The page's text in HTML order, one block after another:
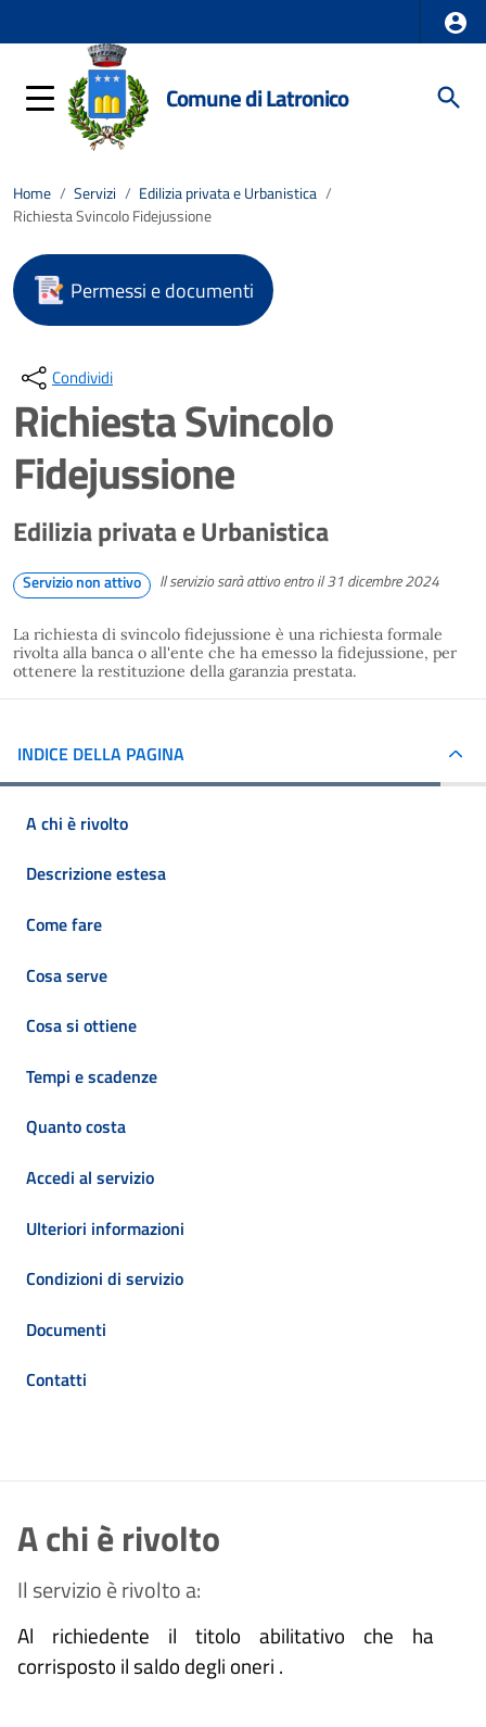
Comune di Latronico
Home / Servizi / Edilizia privata e Urbanistica /
Richiesta Svincolo Fidejussione
Permessi e documenti
Condividi
Richiesta Svincolo
Fidejussione
Edilizia privata e Urbanistica
Servizio non attivo Il servizio sarà attivo entro il 31 dicembre 2024
La richiesta di svincolo fidejussione è una richiesta formale
rivolta alla banca o all'ente che ha emesso la fidejussione, per
ottenere la restituzione della garanzia prestata.
INDICE DELLA PAGINA
A chi è rivolto
Descrizione estesa
Come fare
Cosa serve
Cosa si ottiene
Tempi e scadenze
Quanto costa
Accedi al servizio
Ulteriori informazioni
Condizioni di servizio
Documenti
Contatti
A chi è rivolto
Il servizio è rivolto a:
Al richiedente il titolo abilitativo che ha
corrisposto il saldo degli oneri .